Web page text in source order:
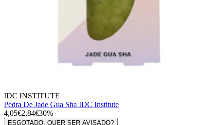
IDC INSTITUTE
Pedra De Jade Gua Sha IDC Institute
4,05€2,84€30%
ESGOTADO, QUER SER AVISADO?